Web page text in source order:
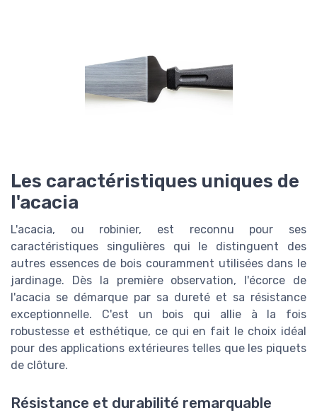
Les caractéristiques uniques de
l'acacia
L'acacia, ou robinier, est reconnu pour ses
caractéristiques singulières qui le distinguent des
autres essences de bois couramment utilisées dans le
jardinage. Dès la première observation, l'écorce de
l'acacia se démarque par sa dureté et sa résistance
exceptionnelle. C'est un bois qui allie à la fois
robustesse et esthétique, ce qui en fait le choix idéal
pour des applications extérieures telles que les piquets
de clôture.
Résistance et durabilité remarquable